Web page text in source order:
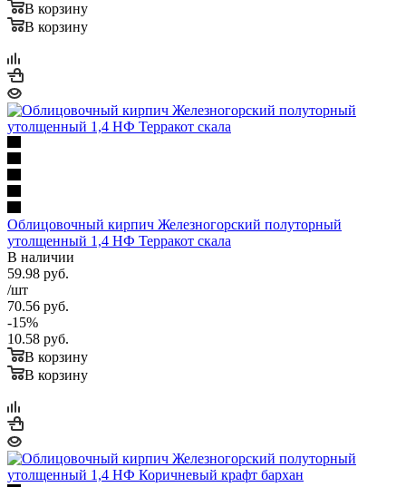
В корзину
В корзину
Облицовочный кирпич Железногорский полуторный
утолщенный 1,4 НФ Терракот скала
В наличии
59.98 руб.
/шт
70.56 руб.
-15%
10.58 руб.
В корзину
В корзину